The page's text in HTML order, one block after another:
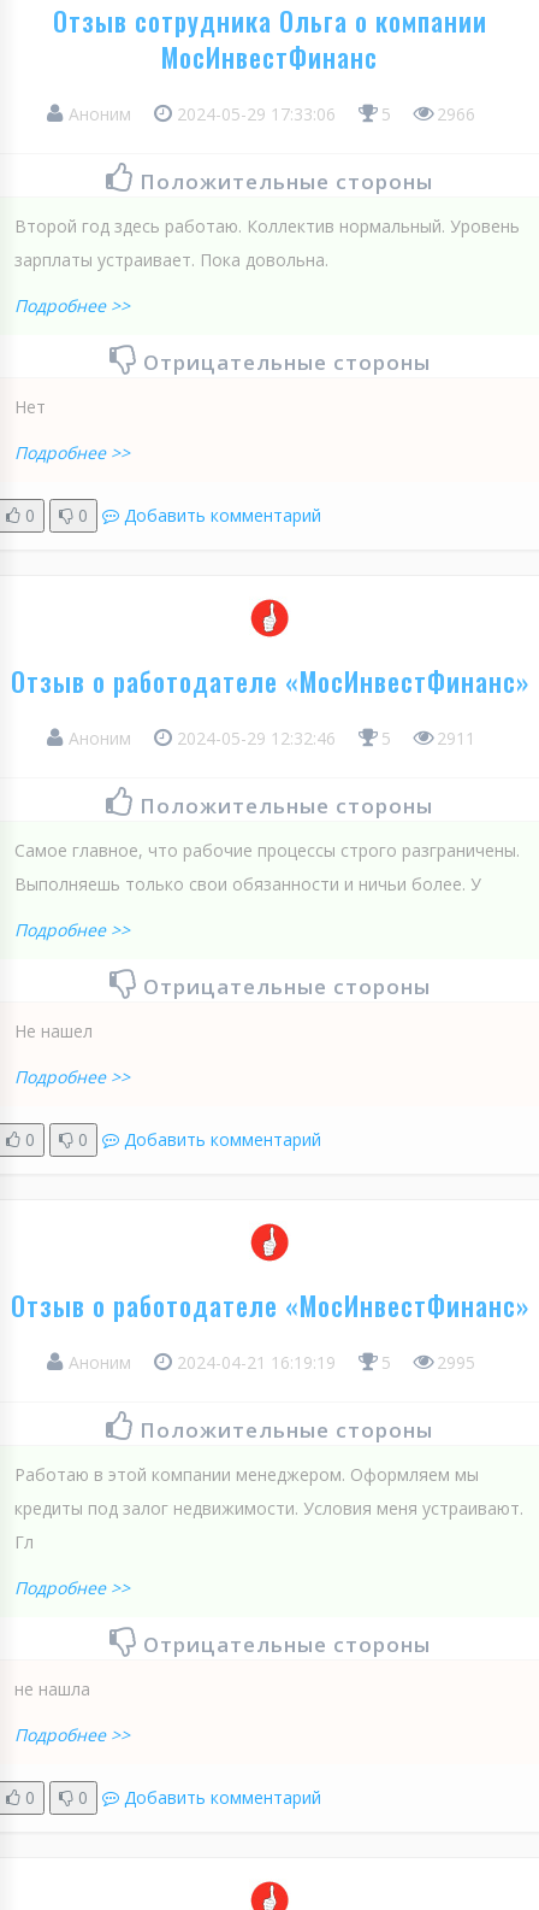
Отзыв сотрудника Ольга о компании
МосИнвестФинанс
Аноним 2024-05-29 17:33:06 5 2966
Положительные стороны
Второй год здесь работаю. Коллектив нормальный. Уровень
зарплаты устраивает. Пока довольна.
Подробнее >>
Отрицательные стороны
Нет
Подробнее >>
0 0 Добавить комментарий
Отзыв о работодателе «МосИнвестФинанс»
Аноним 2024-05-29 12:32:46 5 2911
Положительные стороны
Самое главное, что рабочие процессы строго разграничены.
Выполняешь только свои обязанности и ничьи более. У
Подробнее >>
Отрицательные стороны
Не нашел
Подробнее >>
0 0 Добавить комментарий
Отзыв о работодателе «МосИнвестФинанс»
Аноним 2024-04-21 16:19:19 5 2995
Положительные стороны
Работаю в этой компании менеджером. Оформляем мы
кредиты под залог недвижимости. Условия меня устраивают.
Гл
Подробнее >>
Отрицательные стороны
не нашла
Подробнее >>
0 0 Добавить комментарий